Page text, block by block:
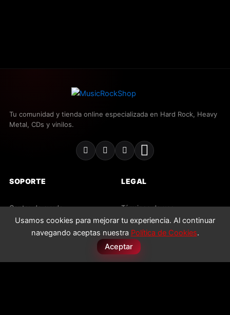
Tu comunidad y tienda online especializada en Hard Rock, Heavy
Metal, CDs y vinilos.
SOPORTE
Centro de ayuda
Contacto
LEGAL
Términos de uso
Política de privacidad
Política de cookies
Usamos cookies para mejorar tu experiencia. Al continuar
navegando aceptas nuestra Política de Cookies.
Aceptar